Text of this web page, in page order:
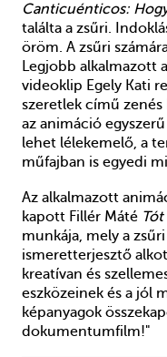
Canticuénticos:
találta a zsűri.
öröm. A zsűri
Legjobb alkalmazott
videoklip Egely Kati
szeretlek című
az animáció
lehet lélekemelő, a
műfajban is egyedi
Az alkalmazott
kapott Fillér Máté
munkája, mely a
ismeretterjesztő
kreatívan és
eszközeinek és a jól
képanyagok
dokumentumfilm!"